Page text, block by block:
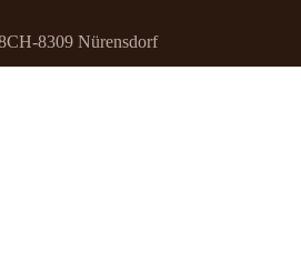
CH-8309 Nürensdorf